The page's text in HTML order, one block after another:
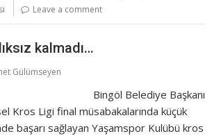
Leave a comment
kalmadı…
Gülümseyen
Bingöl Belediye Başkanı
Kros Ligi final müsabakalarında küçük
başarı sağlayan Yaşamspor Kulübü kros